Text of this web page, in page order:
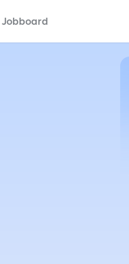
Jobboard